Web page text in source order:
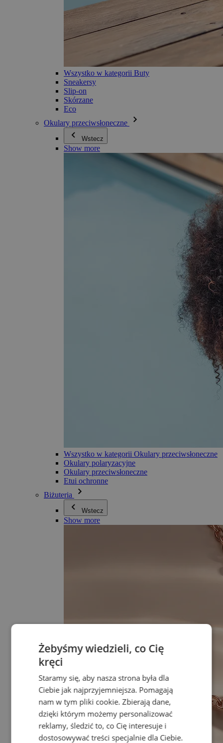
Wszystko w kategorii Buty
Sneakersy
Slip-on
Skórzane
Eco
Okulary przeciwsłoneczne
Wstecz
Show more
Wszystko w kategorii Okulary przeciwsłoneczne
Okulary polaryzacyjne
Okulary przeciwsłoneczne
Etui ochronne
Biżuteria
Wstecz
Show more
Żebyśmy wiedzieli, co Cię
kręci
Staramy się, aby nasza strona była dla
Ciebie jak najprzyjemniejsza. Pomagają
nam w tym pliki cookie. Zbierają dane,
dzięki którym możemy personalizować
reklamy, śledzić to, co Cię interesuje i
dostosowywać treści specjalnie dla Ciebie.